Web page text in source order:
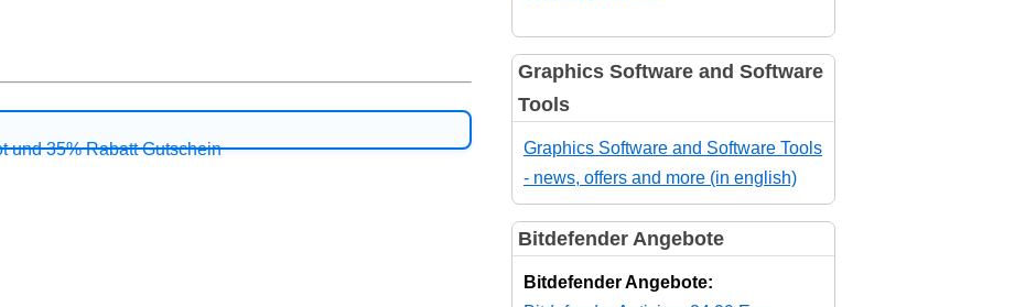
Graphics Software and Software
Tools
Graphics Software and Software Tools
- news, offers and more (in english)
Bitdefender Angebote
Bitdefender Angebote: